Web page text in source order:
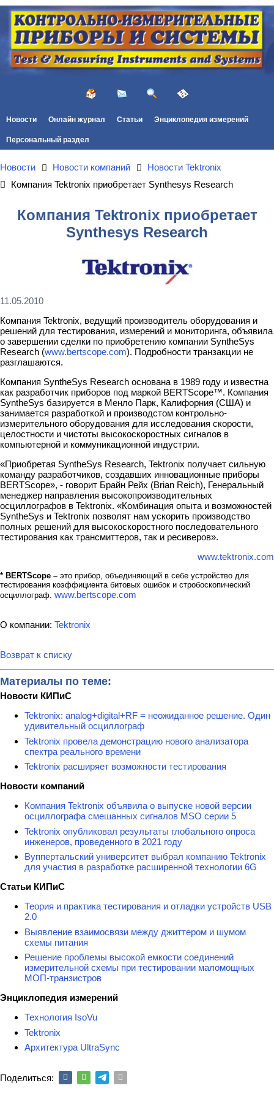
Новости Онлайн журнал Статьи Энциклопедия измерений
Персональный раздел
Новости Новости компаний
Новости Tektronix
Компания Tektronix приобретает Synthesys Research
Компания Tektronix приобретает
Synthesys Research
11.05.2010
Компания Tektronix, ведущий производитель оборудования и
решений для тестирования, измерений и мониторинга, объявила
о завершении сделки по приобретению компании SyntheSys
Research (www.bertscope.com). Подробности транзакции не
разглашаются.
Компания SyntheSys Research основана в 1989 году и известна
как разработчик приборов под маркой BERTScope™. Компания
SyntheSys базируется в Менло Парк, Калифорния (США) и
занимается разработкой и производстом контрольно-
измерительного оборудования для исследования скорости,
целостности и чистоты высокоскоростных сигналов в
компьютерной и коммуникационной индустрии.
«Приобретая SyntheSys Research, Tektronix получает сильную
команду разработчиков, создавших инновационные приборы
BERTScope», - говорит Брайн Рейх (Brian Reich), Генеральный
менеджер направления высокопроизводительных
осциллографов в Tektronix. «Комбинация опыта и возможностей
SyntheSys и Tektronix позволят нам ускорить производство
полных решений для высокоскоростного последовательного
тестирования как трансмиттеров, так и ресиверов».
www.tektronix.com
* BERTScope – это прибор, объединяющий в себе устройство для
тестирования коэффициента битовых ошибок и стробоскопический
осциллограф. www.bertscope.com
О компании: Tektronix
Возврат к списку
Материалы по теме:
Новости КИПиС
Tektronix: analog+digital+RF = неожиданное решение. Один
удивительный осциллограф
Tektronix провела демонстрацию нового анализатора
спектра реального времени
Tektronix расширяет возможности тестирования
Новости компаний
Компания Tektronix объявила о выпуске новой версии
осциллографа смешанных сигналов MSO серии 5
Tektronix опубликовал результаты глобального опроса
инженеров, проведенного в 2021 году
Вуппертальский университет выбрал компанию Tektronix
для участия в разработке расширенной технологии 6G
Статьи КИПиС
Теория и практика тестирования и отладки устройств USB
2.0
Выявление взаимосвязи между джиттером и шумом
схемы питания
Решение проблемы высокой емкости соединений
измерительной схемы при тестировании маломощных
МОП-транзистров
Энциклопедия измерений
Технология IsoVu
Tektronix
Архитектура UltraSync
Поделиться: